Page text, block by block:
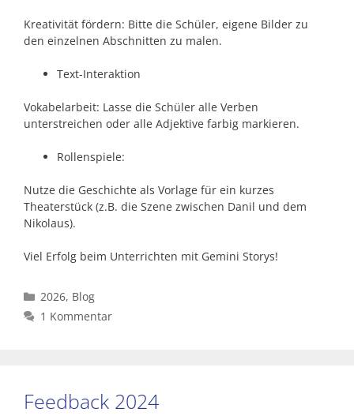
Kreativität fördern: Bitte die Schüler, eigene Bilder zu
den einzelnen Abschnitten zu malen.
Text-Interaktion
Vokabelarbeit: Lasse die Schüler alle Verben
unterstreichen oder alle Adjektive farbig markieren.
Rollenspiele:
Nutze die Geschichte als Vorlage für ein kurzes
Theaterstück (z.B. die Szene zwischen Danil und dem
Nikolaus).
Viel Erfolg beim Unterrichten mit Gemini Storys!
Kategorien
2026, Blog
1 Kommentar
Feedback 2024